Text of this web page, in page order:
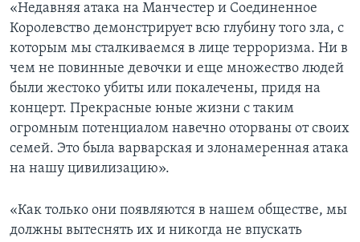
«Недавняя атака на Манчестер и Соединенное
Королевство демонстрирует всю глубину того зла, с
которым мы сталкиваемся в лице терроризма. Ни в
чем не повинные девочки и еще множество людей
были жестоко убиты или покалечены, придя на
концерт. Прекрасные юные жизни с таким
огромным потенциалом навечно оторваны от своих
семей. Это была варварская и злонамеренная атака
на нашу цивилизацию».
«Как только они появляются в нашем обществе, мы
должны вытеснять их и никогда не впускать